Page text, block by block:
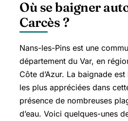
Où se baigner
Carcès ?
Nans-les-Pins est une
département du Var, en
Côte d’Azur. La baignade est
les plus appréciées dans
présence de nombreuses
d’eau. Voici quelques-unes